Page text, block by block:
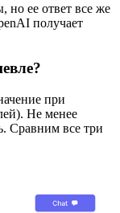
но ее ответ все же
получает
при
Не менее
Сравним все три